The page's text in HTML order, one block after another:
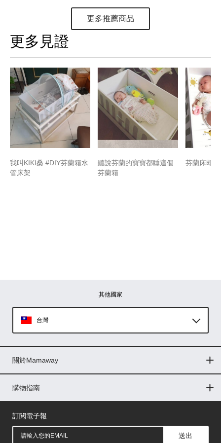
更多推薦商品
更多見證
我叫KIKI桑 #DIY芬蘭箱水
管床架
聽說芬蘭的寶寶都睡這個
芬蘭箱
芬蘭床即
其他國家
台灣
印尼
馬來西亞
關於Mamaway
門市據點
最新消息
品牌故事
人力招募
媒體花絮
隱私權聲明
CSR企業社會責任
購物指南
購物常見問題
退換貨問題
儲值金使用條款
購買儲值金
發票問題
會員權益
線上留言
吸乳器-免費體驗
訂閱電子報
送出